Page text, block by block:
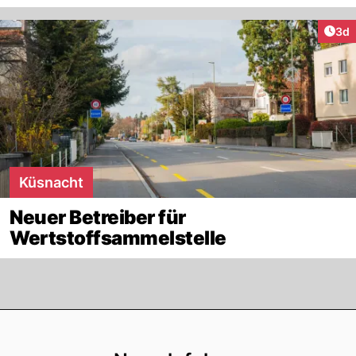
3d
Küsnacht
Neuer Betreiber für
Wertstoffsammelstelle